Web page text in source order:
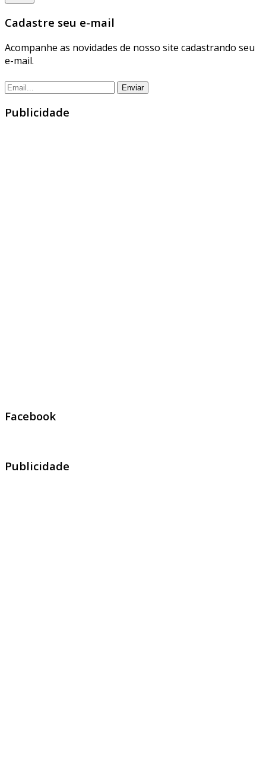
Cadastre seu e-mail
Acompanhe as novidades de nosso site cadastrando seu
e-mail.
Publicidade
Facebook
Publicidade